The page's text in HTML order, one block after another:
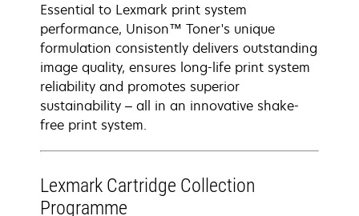
Essential to Lexmark print system
performance, Unison™ Toner's unique
formulation consistently delivers outstanding
image quality, ensures long-life print system
reliability and promotes superior
sustainability – all in an innovative shake-
free print system.
Lexmark Cartridge Collection
Programme